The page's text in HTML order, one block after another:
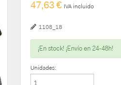
47,63 € IVA incluido
1108_18
¡En stock! ¡Envío en 24-48h!
Unidades: